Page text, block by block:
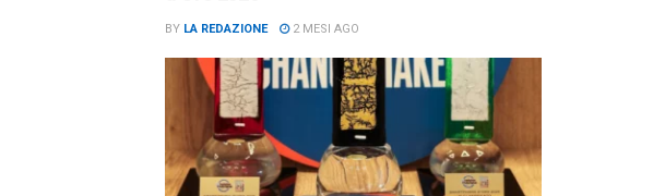
BY LA REDAZIONE 2 MESI AGO